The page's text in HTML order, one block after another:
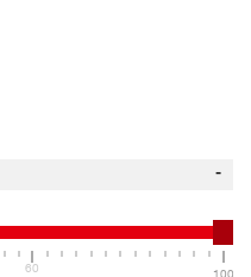
60 100